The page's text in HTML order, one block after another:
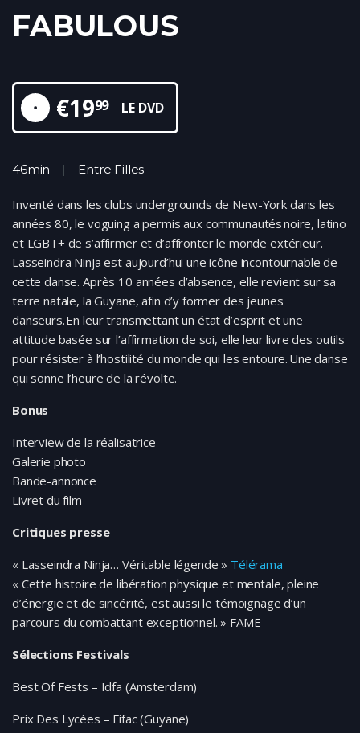
FABULOUS
€1999 LE DVD
46min Entre Filles
Inventé dans les clubs undergrounds de New-York dans les
années 80, le voguing a permis aux communautés noire, latino
et LGBT+ de s’affirmer et d’affronter le monde extérieur.
Lasseindra Ninja est aujourd’hui une icône incontournable de
cette danse. Après 10 années d’absence, elle revient sur sa
terre natale, la Guyane, afin d’y former des jeunes
danseurs. En leur transmettant un état d’esprit et une
attitude basée sur l’affirmation de soi, elle leur livre des outils
pour résister à l’hostilité du monde qui les entoure. Une danse
qui sonne l’heure de la révolte.
Bonus
Interview de la réalisatrice
Galerie photo
Bande-annonce
Livret du film
Critiques presse
« Lasseindra Ninja… Véritable légende » Télérama
« Cette histoire de libération physique et mentale, pleine
d’énergie et de sincérité, est aussi le témoignage d’un
parcours du combattant exceptionnel. » FAME
Sélections Festivals
Best Of Fests – Idfa (Amsterdam)
Prix Des Lycées – Fifac (Guyane)